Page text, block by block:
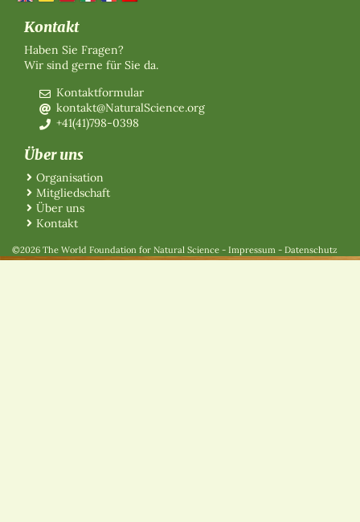
Kontakt
Haben Sie Fragen?
Wir sind gerne für Sie da.
Kontaktformular
kontakt@NaturalScience.org
+41(41)798-0398
Über uns
Organisation
Mitgliedschaft
Über uns
Kontakt
©2026 The World Foundation for Natural Science - Impressum - Datenschutz